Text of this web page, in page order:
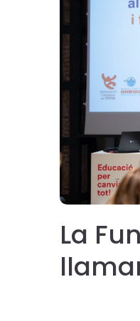
La